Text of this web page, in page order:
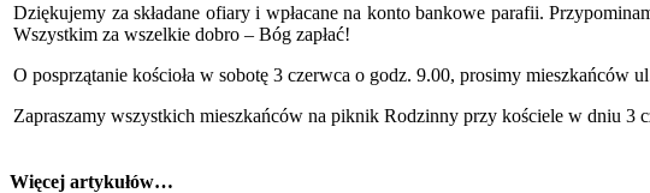
Dziękujemy za składane ofiary i wpłacane na konto bankowe parafii.
Wszystkim za wszelkie dobro – Bóg zapłać!
O posprzątanie kościoła w sobotę 3 czerwca o godz. 9.00, prosimy
Zapraszamy wszystkich mieszkańców na piknik Rodzinny przy kościele w dniu
Więcej artykułów…